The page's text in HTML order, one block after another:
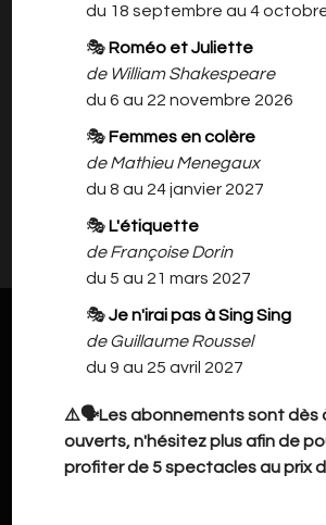
du 18 septembre au 4
🎭 Roméo et Juliette
de William Shakespeare
du 6 au 22 novembre 2026
🎭 Femmes en colère
de Mathieu Menegaux
du 8 au 24 janvier 2027
🎭 L'étiquette
de Françoise Dorin
du 5 au 21 mars 2027
🎭Je n'irai pas à Sing Sing
de Guillaume Roussel
du 9 au 25 avril 2027
⚠️🗣️Les abonnements sont dès
ouverts, n'hésitez plus afin de
profiter de 5 spectacles au prix
Acheter vos places: Billetterie de
pour ROBBY Jeu, sept & mots es
réservation
https://robby-jeu-sept-
Veuillez revenir plus